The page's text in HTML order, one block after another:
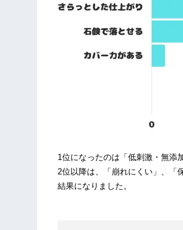
1位になったのは「低刺激・無添
2位以降は、「崩れにくい」、「
結果になりました。